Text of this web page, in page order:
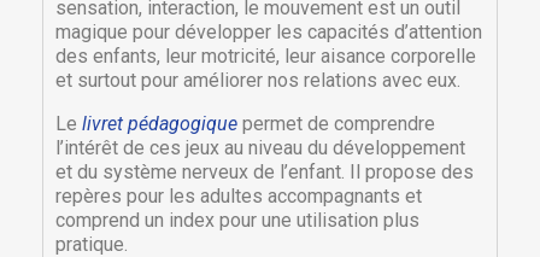
sensation, interaction, le mouvement est un outil
magique pour développer les capacités d’attention
des enfants, leur motricité, leur aisance corporelle
et surtout pour améliorer nos relations avec eux.
Le livret pédagogique permet de comprendre
l’intérêt de ces jeux au niveau du développement
et du système nerveux de l’enfant. Il propose des
repères pour les adultes accompagnants et
comprend un index pour une utilisation plus
pratique.